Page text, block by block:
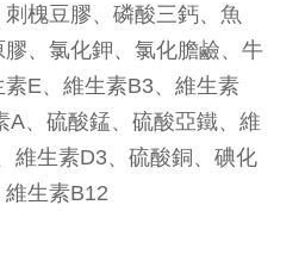
槐豆膠、磷酸三鈣、魚
、氯化鉀、氯化膽鹼、牛
E、維生素B3、維生素
A、硫酸錳、硫酸亞鐵、維
維生素D3、硫酸銅、碘化
生素B12